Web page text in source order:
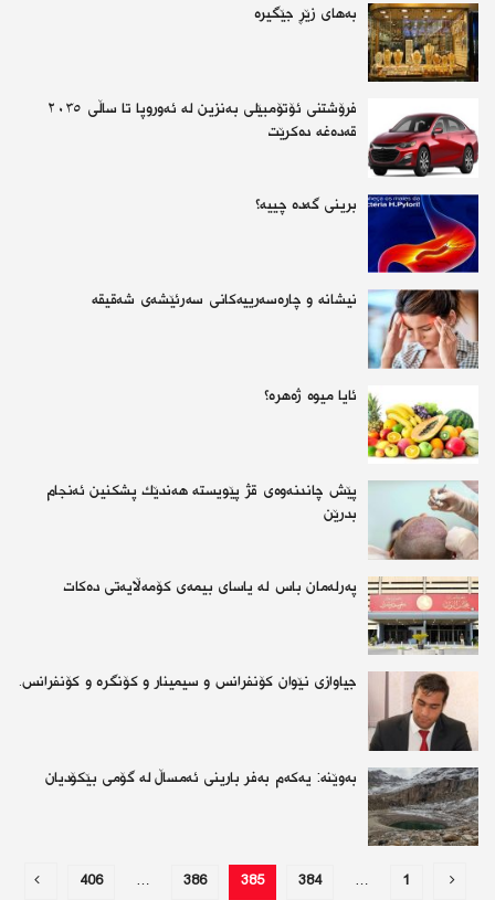
بەهای زێڕ جێگیرە
فرۆشتنی ئۆتۆمبێلی بەنزین لە ئەوروپا تا ساڵی ٢٠٣٥
قەدەغە دەکرێت
برینی گەدە چییە؟
نیشانە و چارەسەرییەكانی سەرئێشەی شەقیقە
ئایا میوە ژەهرە؟
پێش چاندنەوەی قژ پێویستە هەندێك پشكنین ئەنجام
بدرێن
پەرلەمان باس له‌ یاسای بیمەی کۆمەڵایەتی ده‌كات
جیاوازی نێوان کۆنفرانس و سیمینار و کۆنگرە و کۆنفرانس.
بەوێنە: یەكەم بەفر بارینی ئەمساڵ لە گۆمی بێكۆدیان
1
…
384
385
386
…
406